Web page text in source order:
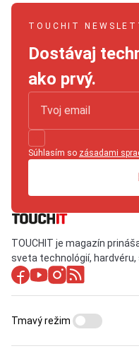
TOUCHIT
Dostávaj
ako prvý.
Súhlasím so zásadami
TOUCHIT je magazín
sveta technológií,
Tmavý režim